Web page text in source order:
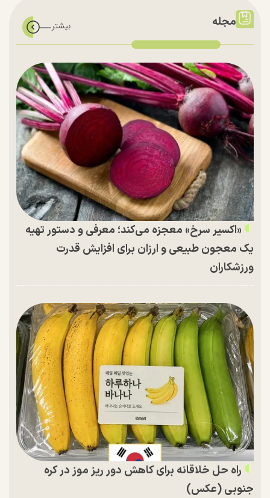
مجله
«اکسیر سرخ» معجزه می‌کند؛ معرفی و دستور تهیه
یک معجون طبیعی و ارزان برای افزایش قدرت
ورزشکاران
راه حل خلاقانه برای کاهش دور ریز موز در کره
جنوبی (عکس)